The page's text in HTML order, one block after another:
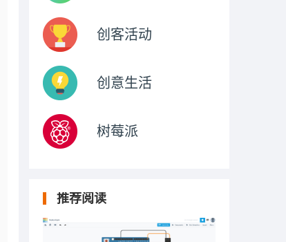
创客活动
创意生活
树莓派
推荐阅读